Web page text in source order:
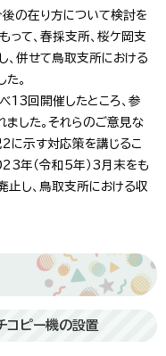
の在り方について検討を
って、春採支所、桜ケ岡支
、併せて鳥取支所における
。
回開催したところ、参
した。それらのご意見な
に示す対応策を講じるこ
年（令和5年）3月末をも
止し、鳥取支所における収
コピー機の設置